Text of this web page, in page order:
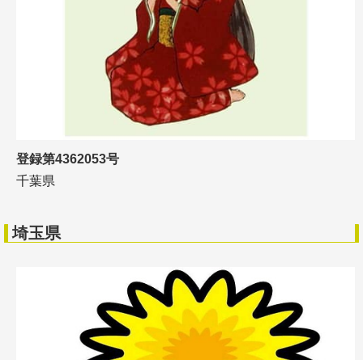
登録第4362053号
千葉県
埼玉県